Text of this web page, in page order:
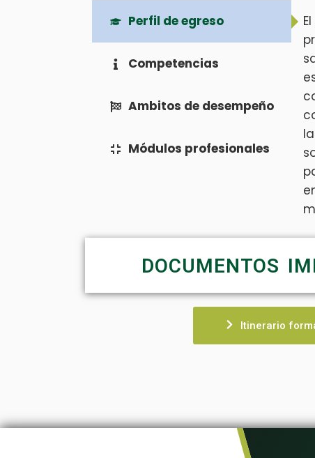
Perfil de egreso
Competencias
Ambitos de desempeño
Módulos profesionales
DOCUMENTOS
Itinerario